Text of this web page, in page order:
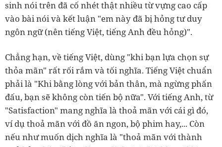
sinh nói trên đã cố nhét thật nhiều từ vựng cao cấp
vào bài nói và kết luận "em này đã bị hỏng tư duy
ngôn ngữ (nên tiếng Việt, tiếng Anh đều hỏng)".
Chẳng hạn, về tiếng Việt, dùng "khi bạn lựa chọn sự
thỏa mãn" rất rối rắm và tối nghĩa. Tiếng Việt chuẩn
phải là "Khi bằng lòng với bản thân, mà ngừng phấn
đấu, bạn sẽ không còn tiến bộ nữa". Với tiếng Anh, từ
"Satisfaction" mang nghĩa là thoả mãn với cái gì đó,
ví dụ thoả mãn với đồ ăn ngon, bộ phim hay,... Còn
nếu như muốn dịch nghĩa là "thoả mãn với thành